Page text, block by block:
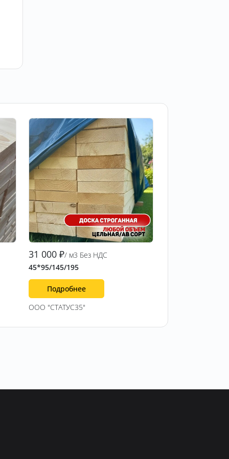
31 000 ₽/ м3 Без НДС
45*95/145/195
Подробнее
ООО "СТАТУС35"